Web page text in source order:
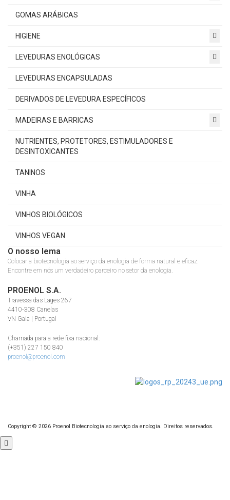
GOMAS ARÁBICAS
HIGIENE
LEVEDURAS ENOLÓGICAS
LEVEDURAS ENCAPSULADAS
DERIVADOS DE LEVEDURA ESPECÍFICOS
MADEIRAS E BARRICAS
NUTRIENTES, PROTETORES, ESTIMULADORES E
DESINTOXICANTES
TANINOS
VINHA
VINHOS BIOLÓGICOS
VINHOS VEGAN
O nosso lema
Colocar a biotecnologia ao serviço da enologia de forma natural e eficaz.
Encontre em nós um verdadeiro parceiro no setor da enologia.
PROENOL S.A.
Travessa das Lages 267
4410-308 Canelas
VN Gaia | Portugal
Chamada para a rede fixa nacional:
(+351) 227 150 840
proenol@proenol.com
Copyright © 2026 Proenol Biotecnologia ao serviço da enologia. Direitos reservados.
Role